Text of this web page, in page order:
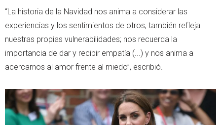
“La historia de la Navidad nos anima a considerar las
experiencias y los sentimientos de otros, también refleja
nuestras propias vulnerabilidades; nos recuerda la
importancia de dar y recibir empatía (...) y nos anima a
acercarnos al amor frente al miedo”, escribió.